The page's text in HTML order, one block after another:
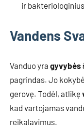
ir
Vandens
Vanduo yra gyvybės
pagrindas. Jo
gerovę. Todėl, atlikę
kad vartojamas
reikalavimus.